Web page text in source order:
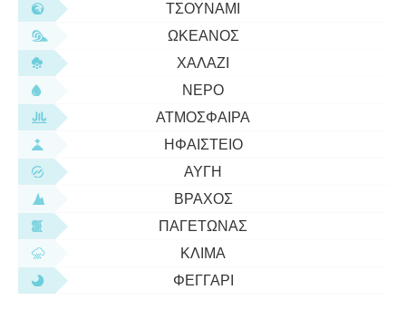
ΤΣΟΥΝΆΜΙ
ΩΚΕΑΝΌΣ
ΧΑΛΆΖΙ
ΝΕΡΌ
ΑΤΜΌΣΦΑΙΡΑ
ΗΦΑΊΣΤΕΙΟ
ΑΥΓΉ
ΒΡΆΧΟΣ
ΠΑΓΕΤΏΝΑΣ
ΚΛΊΜΑ
ΦΕΓΓΆΡΙ